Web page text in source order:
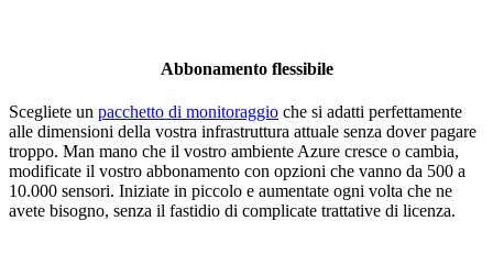
Abbonamento flessibile
Scegliete un pacchetto di monitoraggio che si adatti perfettamente
alle dimensioni della vostra infrastruttura attuale senza dover pagare
troppo. Man mano che il vostro ambiente Azure cresce o cambia,
modificate il vostro abbonamento con opzioni che vanno da 500 a
10.000 sensori. Iniziate in piccolo e aumentate ogni volta che ne
avete bisogno, senza il fastidio di complicate trattative di licenza.